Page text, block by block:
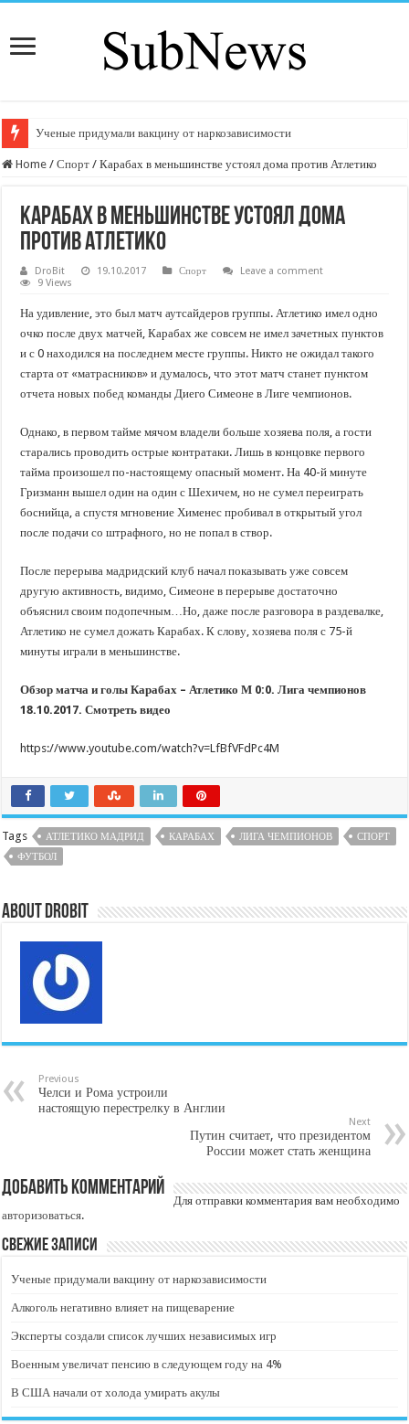
Ученые придумали вакцину от наркозависимости
Home / Спорт / Карабах в меньшинстве устоял дома против Атлетико
Карабах в меньшинстве устоял дома
против Атлетико
DroBit 19.10.2017 Спорт
Leave a comment
9 Views
На удивление, это был матч аутсайдеров группы. Атлетико имел одно
очко после двух матчей, Карабах же совсем не имел зачетных пунктов
и с 0 находился на последнем месте группы. Никто не ожидал такого
старта от «матрасников» и думалось, что этот матч станет пунктом
отчета новых побед команды Диего Симеоне в Лиге чемпионов.
Однако, в первом тайме мячом владели больше хозяева поля, а гости
старались проводить острые контратаки. Лишь в концовке первого
тайма произошел по-настоящему опасный момент. На 40-й минуте
Гризманн вышел один на один с Шехичем, но не сумел переиграть
боснийца, а спустя мгновение Хименес пробивал в открытый угол
после подачи со штрафного, но не попал в створ.
После перерыва мадридский клуб начал показывать уже совсем
другую активность, видимо, Симеоне в перерыве достаточно
объяснил своим подопечным…Но, даже после разговора в раздевалке,
Атлетико не сумел дожать Карабах. К слову, хозяева поля с 75-й
минуты играли в меньшинстве.
Обзор матча и голы Карабах – Атлетико М 0:0. Лига чемпионов
18.10.2017. Смотреть видео
https://www.youtube.com/watch?v=LfBfVFdPc4M
Tags АТЛЕТИКО МАДРИД КАРАБАХ ЛИГА ЧЕМПИОНОВ
СПОРТ
ФУТБОЛ
About DroBit
Previous
Челси и Рома устроили
настоящую перестрелку в Англии
Next
Путин считает, что президентом
России может стать женщина
Добавить комментарий
Для отправки комментария вам необходимо
авторизоваться.
Свежие записи
Ученые придумали вакцину от наркозависимости
Алкоголь негативно влияет на пищеварение
Эксперты создали список лучших независимых игр
Военным увеличат пенсию в следующем году на 4%
В США начали от холода умирать акулы